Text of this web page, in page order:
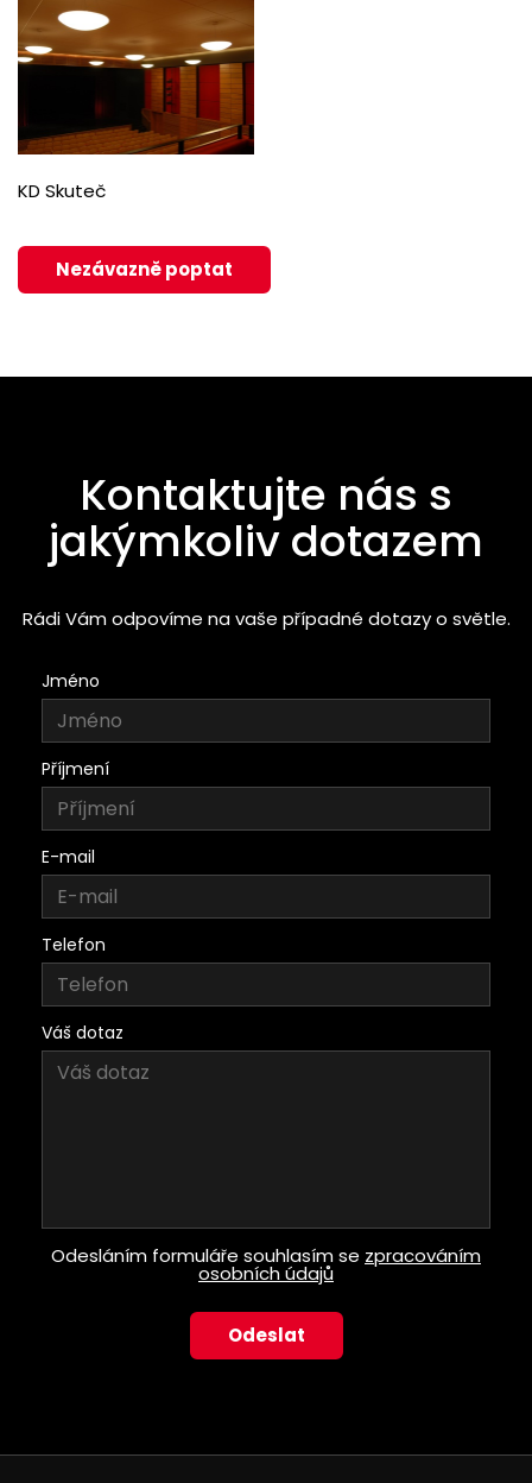
KD Skuteč
Nezávazně poptat
Kontaktujte nás s
jakýmkoliv dotazem
Rádi Vám odpovíme na vaše případné dotazy o světle.
Jméno
Příjmení
E-mail
Telefon
Váš dotaz
Odesláním formuláře souhlasím se zpracováním
osobních údajů